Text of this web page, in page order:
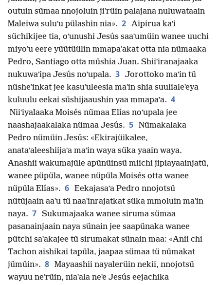
outuin sümaa nnojoluin jiʼrüin palajana nuluwataain
Maleiwa suluʼu pülashin nia». 2 Aipirua kaʼi
süchikijee tia, oʼunushi Jesús saaʼumüin wanee uuchi
miyoʼu eere yüütüülin mmapaʼakat otta nia nümaaka
Pedro, Santiago otta müshia Juan. Shiiʼiranajaaka
nukuwaʼipa Jesús noʼupala. 3 Jorottoko maʼin tü
nüsheʼinkat jee kasuʼuleesia maʼin shia suulialeʼeya
kuluulu eekai süshijaaushin yaa mmapaʼa. 4
Niiʼiyalaaka Moisés nümaa Elías noʼupala jee
naashajaakalaka nümaa Jesús. 5 Nümakalaka
Pedro nümüin Jesús: «Ekirajüikalee,
anataʼaleeshiijaʼa maʼin waya süka yaain waya.
Anashii wakumajüle apünüinsü miichi jipiayaainjatü,
wanee püpüla, wanee nüpüla Moisés otta wanee
nüpüla Elías». 6 Eekajasaʼa Pedro nnojotsü
nütüjaain aaʼu tü naaʼinrajatkat süka mmoluin maʼin
naya. 7 Sukumajaaka wanee siruma sümaa
pasanainjaain naya sünain jee saapünaka wanee
pütchi saʼakajee tü sirumakat sünain maa: «Anii chi
Tachon aishikai tapüla, jaapaa sümaa tü nümakat
jümüin». 8 Mayaashii nayalerüin nekii, nnojotsü
wayuu neʼrüin, niaʼala neʼe Jesús eejachika